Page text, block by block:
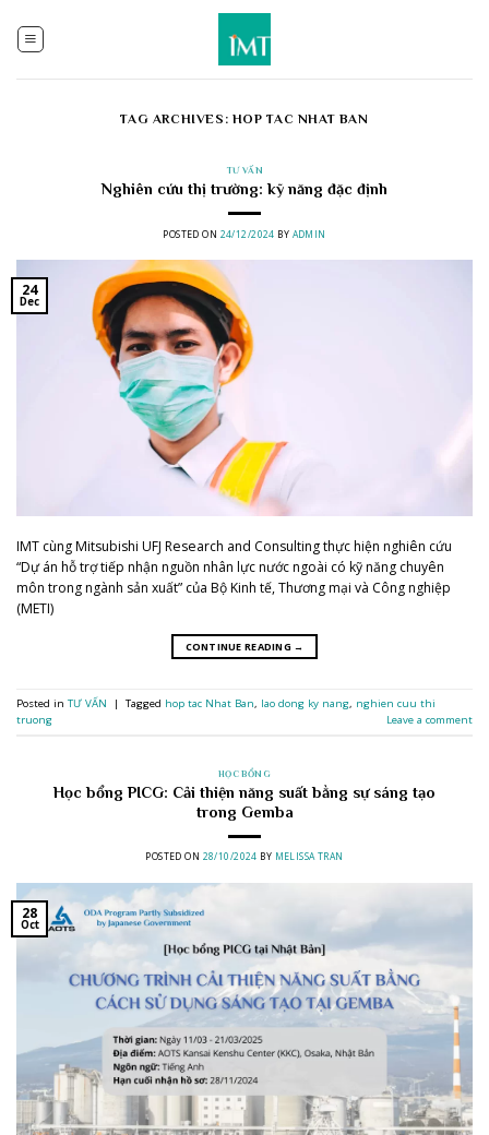
content
TAG ARCHIVES: HOP TAC NHAT BAN
TƯ VẤN
Nghiên cứu thị trường: kỹ năng đặc định
POSTED ON 24/12/2024 BY ADMIN
24
Dec
IMT cùng Mitsubishi UFJ Research and Consulting thực hiện nghiên cứu
“Dự án hỗ trợ tiếp nhận nguồn nhân lực nước ngoài có kỹ năng chuyên
môn trong ngành sản xuất” của Bộ Kinh tế, Thương mại và Công nghiệp
(METI)
CONTINUE READING →
Posted in TƯ VẤN | Tagged hop tac Nhat Ban, lao dong ky nang, nghien cuu thi
truong
Leave a comment
HỌC BỔNG
Học bổng PICG: Cải thiện năng suất bằng sự sáng tạo
trong Gemba
POSTED ON 28/10/2024 BY MELISSA TRAN
28
Oct